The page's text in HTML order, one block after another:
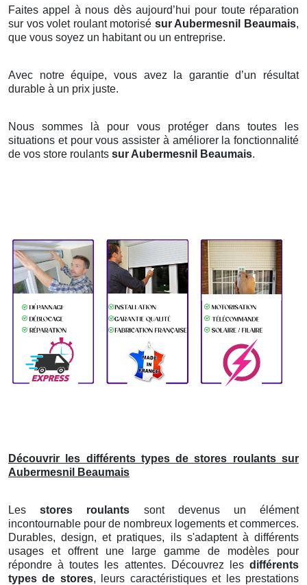
Faites appel à nous dès aujourd’hui pour toute réparation
sur vos volet roulant motorisé sur Aubermesnil Beaumais,
que vous soyez un habitant ou un entreprise.
Avec notre équipe, vous avez la garantie d’un résultat
durable à un prix juste.
Nous sommes là pour vous protéger dans toutes les
situations et pour vous assister à améliorer la fonctionnalité
de vos store roulants sur Aubermesnil Beaumais.
Découvrir les différents types de stores roulants sur
Aubermesnil Beaumais
Lesstores roulants sont devenus un élément
incontournable pour de nombreux logements et commerces.
Durables, design, et pratiques, ils s'adaptent à différents
usages et offrent une large gamme de modèles pour
répondre à toutes les attentes. Découvrez les différents
types de stores, leurs caractéristiques et les prestations